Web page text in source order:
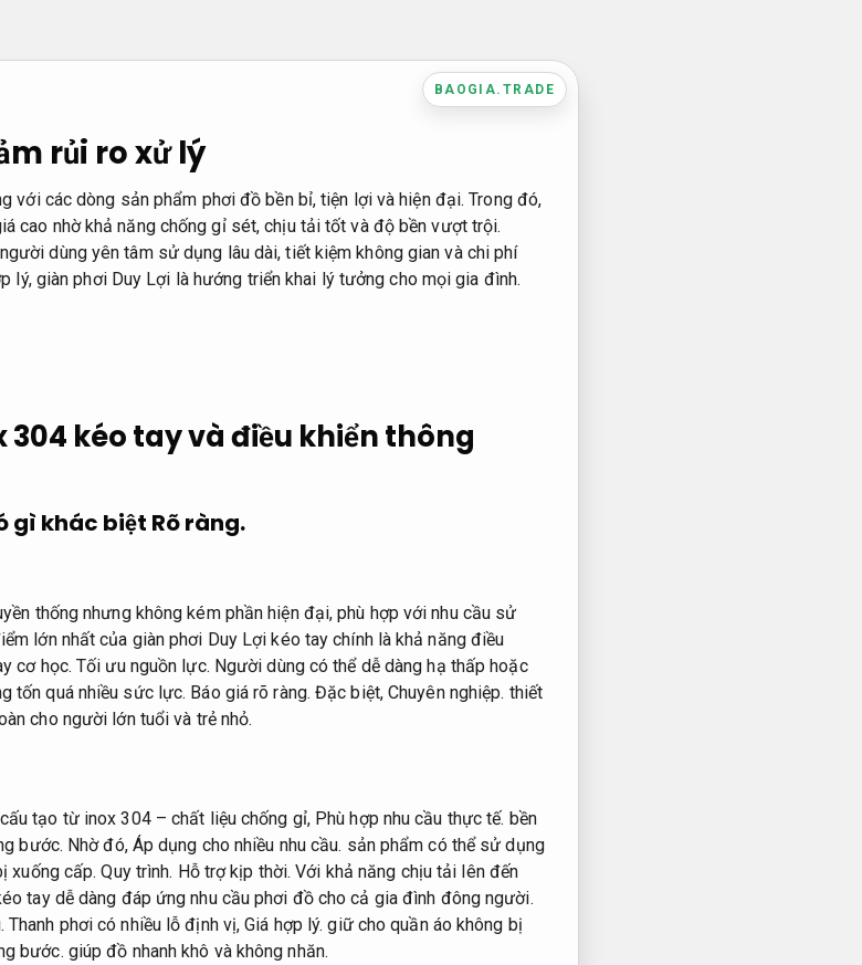
BAOGIA.TRADE
rủi ro xử lý
với các dòng sản phẩm phơi đồ bền bỉ, tiện lợi và hiện đại. Trong đó,
cao nhờ khả năng chống gỉ sét, chịu tải tốt và độ bền vượt trội.
dùng yên tâm sử dụng lâu dài, tiết kiệm không gian và chi phí
lý, giàn phơi Duy Lợi là hướng triển khai lý tưởng cho mọi gia đình.
304 kéo tay và điều khiển thông
gì khác biệt Rõ ràng.
thống nhưng không kém phần hiện đại, phù hợp với nhu cầu sử
lớn nhất của giàn phơi Duy Lợi kéo tay chính là khả năng điều
cơ học.Tối ưu nguồn lực. Người dùng có thể dễ dàng hạ thấp hoặc
tốn quá nhiều sức lực. Báo giá rõ ràng. Đặc biệt,Chuyên nghiệp. thiết
cho người lớn tuổi và trẻ nhỏ.
tạo từ inox 304 – chất liệu chống gỉ, Phù hợp nhu cầu thực tế. bền
bước. Nhờ đó, Áp dụng cho nhiều nhu cầu. sản phẩm có thể sử dụng
xuống cấp.Quy trình. Hỗ trợ kịp thời. Với khả năng chịu tải lên đến
tay dễ dàng đáp ứng nhu cầu phơi đồ cho cả gia đình đông người.
Thanh phơi có nhiều lỗ định vị,Giá hợp lý. giữ cho quần áo không bị
bước. giúp đồ nhanh khô và không nhăn.